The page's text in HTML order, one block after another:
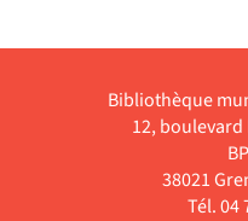
Bibliothèque
12, boulevard
38021
Tél. 04